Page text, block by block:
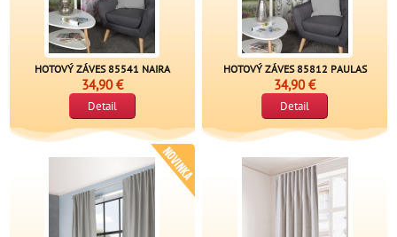
HOTOVÝ ZÁVES 85541 NAIRA
34,90 €
Detail
HOTOVÝ ZÁVES 85812 PAULAS
34,90 €
Detail